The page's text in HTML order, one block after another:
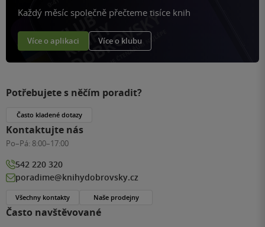
Každý měsíc společně přečteme tisíce knih
Více o aplikaci Více o klubu
Často navštěvované
Potřebujete s něčím poradit?
Často kladené dotazy
Kontaktujte nás
Po–Pá: 8:00–17:00
542 220 320
poradime@knihydobrovsky.cz
Všechny kontakty Naše prodejny